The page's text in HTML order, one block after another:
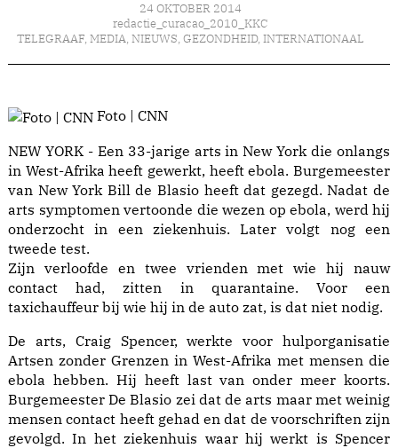
24 OKTOBER 2014
redactie_curacao_2010_KKC
TELEGRAAF, MEDIA, NIEUWS, GEZONDHEID, INTERNATIONAAL
Foto | CNN
NEW YORK - Een 33-jarige arts in New York die onlangs
in West-Afrika heeft gewerkt, heeft ebola. Burgemeester
van New York Bill de Blasio heeft dat gezegd. Nadat de
arts symptomen vertoonde die wezen op ebola, werd hij
onderzocht in een ziekenhuis. Later volgt nog een
tweede test.
Zijn verloofde en twee vrienden met wie hij nauw
contact had, zitten in quarantaine. Voor een
taxichauffeur bij wie hij in de auto zat, is dat niet nodig.
De arts, Craig Spencer, werkte voor hulporganisatie
Artsen zonder Grenzen in West-Afrika met mensen die
ebola hebben. Hij heeft last van onder meer koorts.
Burgemeester De Blasio zei dat de arts maar met weinig
mensen contact heeft gehad en dat de voorschriften zijn
gevolgd. In het ziekenhuis waar hij werkt is Spencer